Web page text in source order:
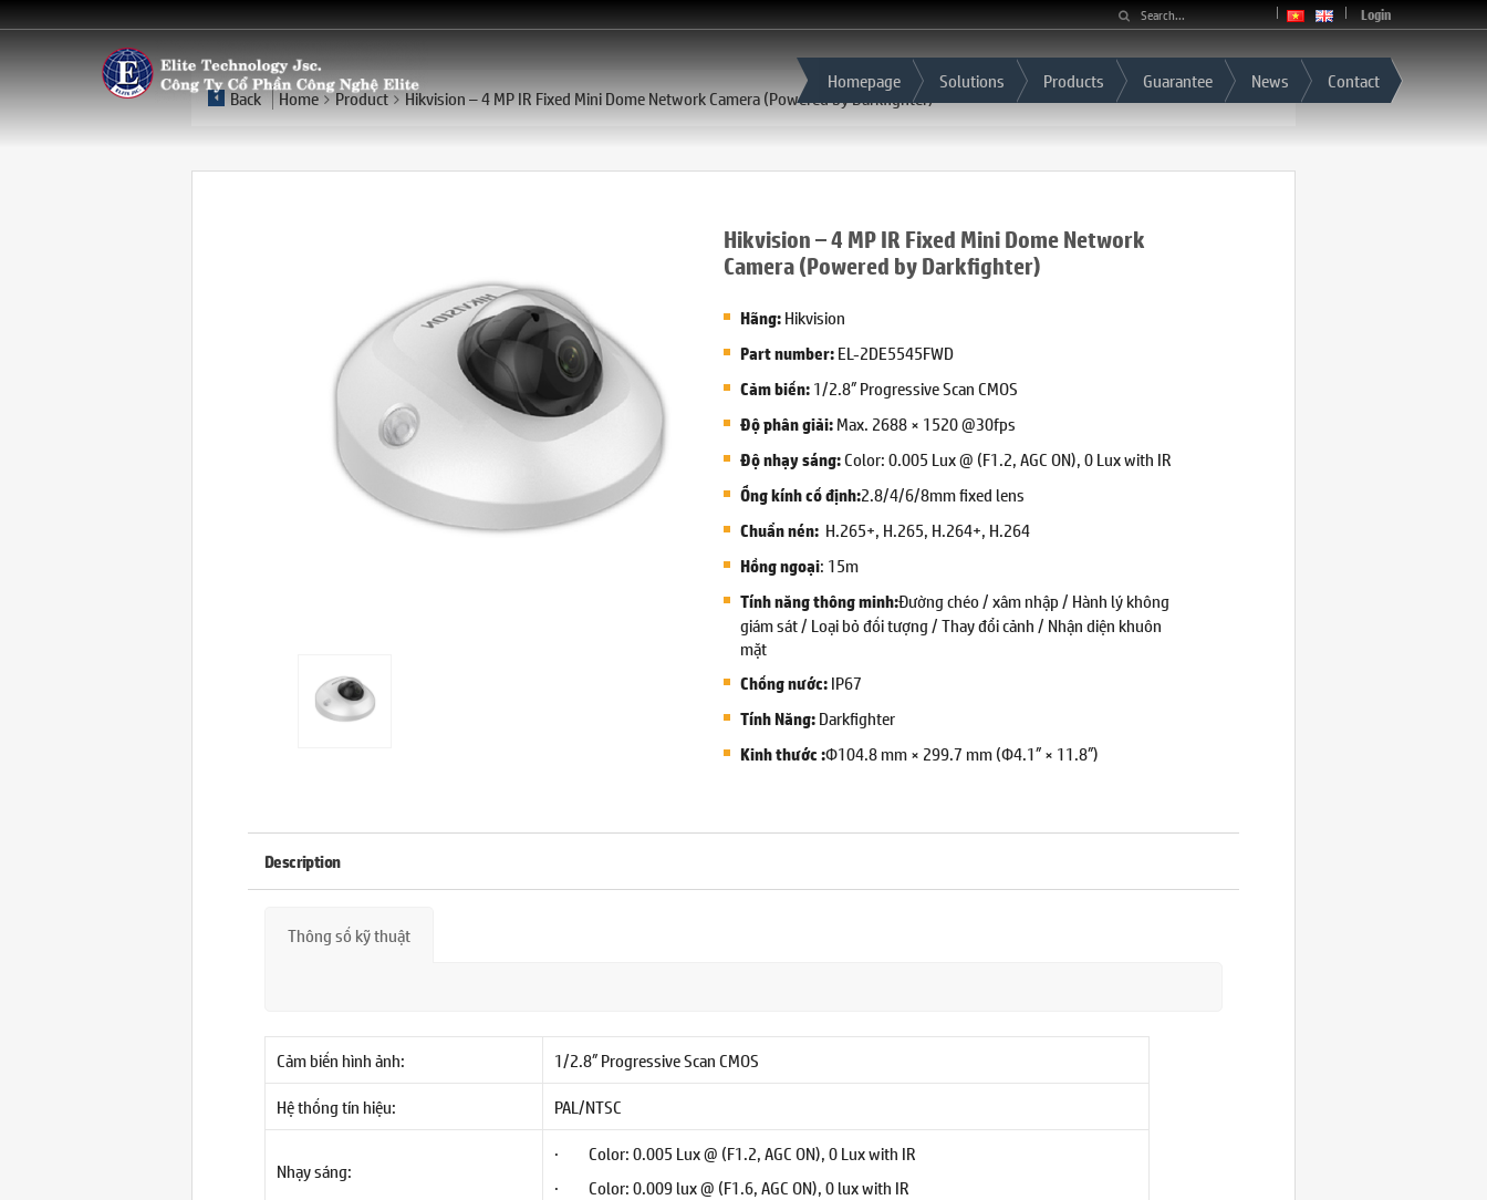
Login
Homepage Solutions Products Guarantee News Contact
Back Home Product Hikvision – 4 MP IR Fixed Mini Dome Network Camera (Powered by Darkfighter)
Hikvision – 4 MP IR Fixed Mini Dome Network
Camera (Powered by Darkfighter)
Hãng:Hikvision
Part number:EL-2DE5545FWD
Cảm biến:1/2.8″ Progressive Scan CMOS
Độ phân giải:Max. 2688 × 1520 @30fps
Độ nhạy sáng:Color: 0.005 Lux @ (F1.2, AGC ON), 0 Lux with IR
Ống kính cố định:2.8/4/6/8mm fixed lens
Chuẩn nén: H.265+, H.265, H.264+, H.264
Hồng ngoại: 15m
Tính năng thông minh:Đường chéo / xâm nhập / Hành lý không
giám sát / Loại bỏ đối tượng / Thay đổi cảnh / Nhận diện khuôn
mặt
Chống nước:IP67
Tính Năng:Darkfighter
Kinh thước :Φ104.8 mm × 299.7 mm (Φ4.1″ × 11.8″)
Description
Thông số kỹ thuật
Cảm biến hình ảnh:
1/2.8″ Progressive Scan CMOS
Hệ thống tín hiệu:
PAL/NTSC
Nhạy sáng:
· Color: 0.005 Lux @ (F1.2, AGC ON), 0 Lux with IR
· Color: 0.009 lux @ (F1.6, AGC ON), 0 lux with IR